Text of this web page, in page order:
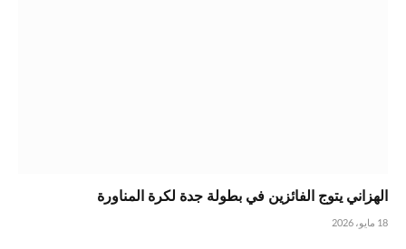
الهزاني يتوج الفائزين في بطولة جدة لكرة المناورة
18 مايو، 2026